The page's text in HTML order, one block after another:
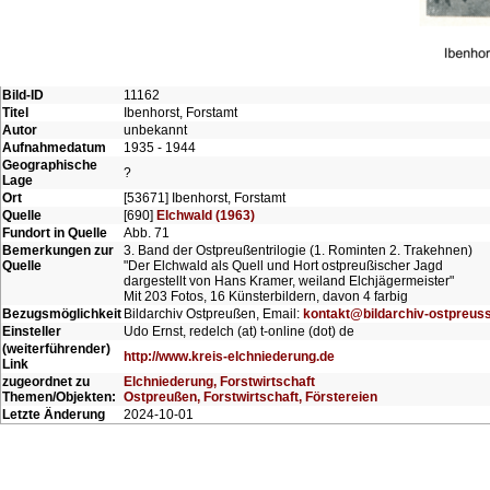
Bild-ID
11162
Titel
Ibenhorst, Forstamt
Autor
unbekannt
Aufnahmedatum
1935 - 1944
Geographische
Lage
?
Ort
[53671] Ibenhorst, Forstamt
Quelle
[690] Elchwald (1963)
Fundort in Quelle
Abb. 71
Bemerkungen zur
Quelle
3. Band der Ostpreußentrilogie (1. Rominten 2. Trakehnen)
"Der Elchwald als Quell und Hort ostpreußischer Jagd
dargestellt von Hans Kramer, weiland Elchjägermeister"
Mit 203 Fotos, 16 Künsterbildern, davon 4 farbig
Bezugsmöglichkeit Bildarchiv Ostpreußen, Email: kontakt@bildarchiv-
Einsteller
Udo Ernst, redelch (at) t-online (dot) de
(weiterführender)
Link
http://www.kreis-elchniederung.de
zugeordnet zu
Themen/Objekten:
Elchniederung, Forstwirtschaft
Ostpreußen, Forstwirtschaft, Förstereien
Letzte Änderung
2024-10-01